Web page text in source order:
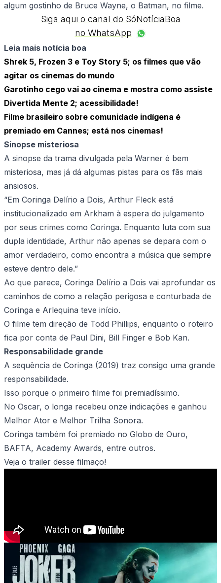
algum gostinho de Bruce Wayne, o Batman, no filme.
Siga aqui o canal do SóNotíciaBoa
no WhatsApp
Leia mais notícia boa
Shrek 5, Frozen 3 e Toy Story 5; os filmes que vão
agitar os cinemas do mundo
Garotinho cego vai ao cinema e mostra como assiste
Divertida Mente 2; acessibilidade!
Filme brasileiro sobre comunidade indígena é
premiado em Cannes; está nos cinemas!
Sinopse misteriosa
A sinopse da trama divulgada pela Warner é bem
misteriosa, mas já dá algumas pistas para os fãs mais
ansiosos.
“Em Coringa Delírio a Dois, Arthur Fleck está
institucionalizado em Arkham à espera do julgamento
por seus crimes como Coringa. Enquanto luta com sua
dupla identidade, Arthur não apenas se depara com o
amor verdadeiro, como encontra a música que sempre
esteve dentro dele.”
Ao que parece, Coringa Delírio a Dois vai aprofundar os
caminhos de como a relação perigosa e conturbada de
Coringa e Arlequina teve início.
O filme tem direção de Todd Phillips, enquanto o roteiro
fica por conta de Paul Dini, Bill Finger e Bob Kan.
Responsabilidade grande
A sequência de Coringa (2019) traz consigo uma grande
responsabilidade.
Isso porque o primeiro filme foi premiadíssimo.
No Oscar, o longa recebeu onze indicações e ganhou
Melhor Ator e Melhor Trilha Sonora.
Coringa também foi premiado no Globo de Ouro,
BAFTA, Academy Awards, entre outros.
Veja o trailer desse filmaço!